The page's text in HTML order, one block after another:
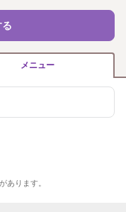
メニュー
あります。